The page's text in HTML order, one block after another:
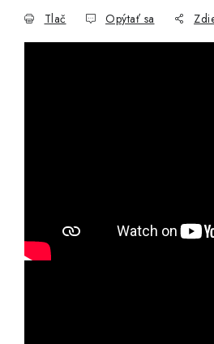
Tlač Opýtať sa